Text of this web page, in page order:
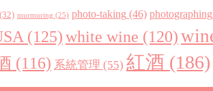
(32) murmuring (25) photo-taking (46) photographing
(125)white wine (120)
(116) 系統管理 (55) 紅酒 (186)